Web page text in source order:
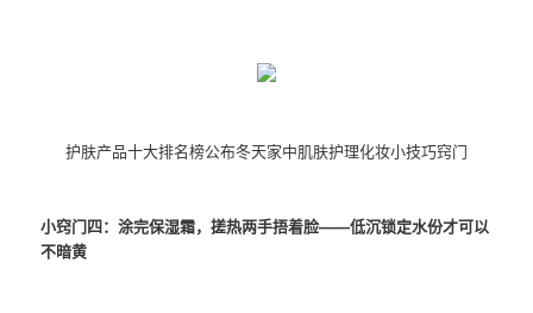
护肤产品十大排名榜公布冬天家中肌肤护理化妆小技巧窍门
小窍门四：涂完保湿霜，搓热两手捂着脸——低沉锁定水份才可以
不暗黄